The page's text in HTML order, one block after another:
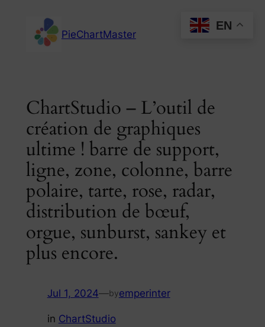
content
PieChartMaster
ChartStudio – L’outil de
création de graphiques
ultime ! barre de support,
ligne, zone, colonne, barre
polaire, tarte, rose, radar,
distribution de bœuf,
orgue, sunburst, sankey et
plus encore.
Jul 1, 2024—byemperinter
in ChartStudio
EN